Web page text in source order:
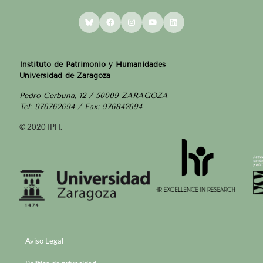
BlueskyFacebookInstagram
YouTubeLinkedIn
Instituto de Patrimonio y Humanidades
Universidad de Zaragoza
Pedro Cerbuna, 12 / 50009 ZARAGOZA
Tel: 976762694 / Fax: 976842694
© 2020 IPH.
Aviso Legal